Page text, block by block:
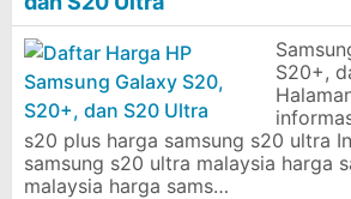
S20+,
s20 plus harga samsung s20 ultra
samsung s20 ultra malaysia harga
malaysia harga sams…